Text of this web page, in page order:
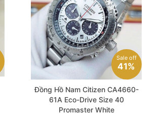
Sale off
41%
Đồng Hồ Nam Citizen CA4660-
61A Eco-Drive Size 40
Promaster White